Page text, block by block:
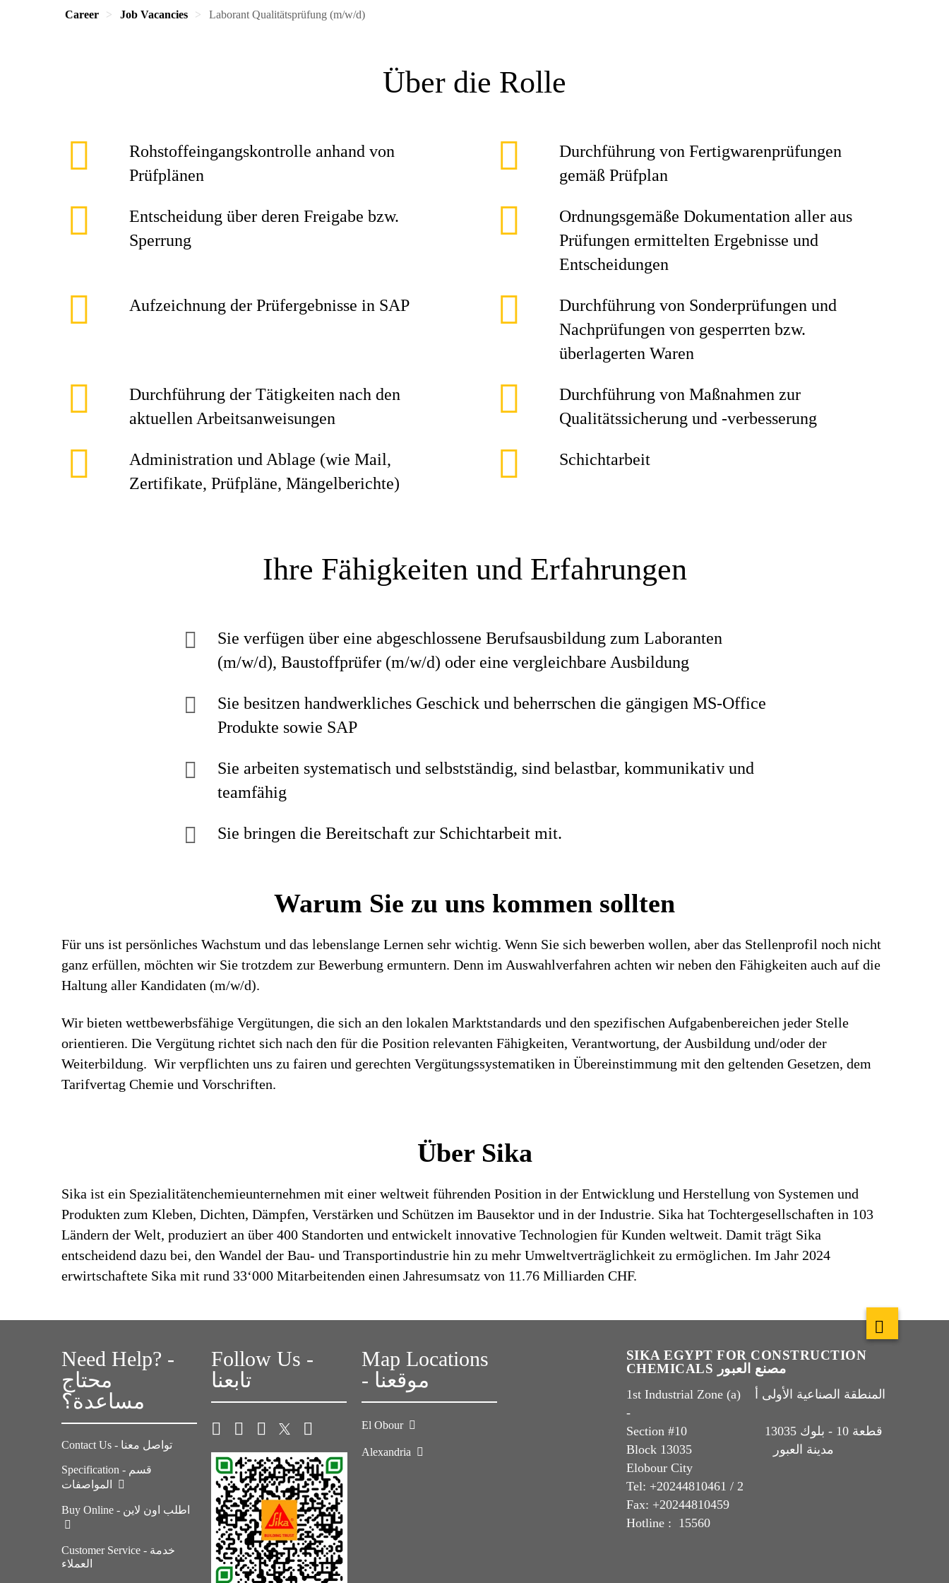
Career Job Vacancies Laborant Qualitätsprüfung (m/w/d)
Über die Rolle
Rohstoffeingangskontrolle anhand von
Prüfplänen
Durchführung von Fertigwarenprüfungen
gemäß Prüfplan
Entscheidung über deren Freigabe bzw.
Sperrung
Ordnungsgemäße Dokumentation aller aus
Prüfungen ermittelten Ergebnisse und
Entscheidungen
Aufzeichnung der Prüfergebnisse in SAP
Durchführung von Sonderprüfungen und
Nachprüfungen von gesperrten bzw.
überlagerten Waren
Durchführung der Tätigkeiten nach den
aktuellen Arbeitsanweisungen
Durchführung von Maßnahmen zur
Qualitätssicherung und -verbesserung
Administration und Ablage (wie Mail,
Zertifikate, Prüfpläne, Mängelberichte)
Schichtarbeit
Ihre Fähigkeiten und Erfahrungen
Sie verfügen über eine abgeschlossene Berufsausbildung zum Laboranten
(m/w/d), Baustoffprüfer (m/w/d) oder eine vergleichbare Ausbildung
Sie besitzen handwerkliches Geschick und beherrschen die gängigen MS-Office
Produkte sowie SAP
Sie arbeiten systematisch und selbstständig, sind belastbar, kommunikativ und
teamfähig
Sie bringen die Bereitschaft zur Schichtarbeit mit.
Warum Sie zu uns kommen sollten
Für uns ist persönliches Wachstum und das lebenslange Lernen sehr wichtig. Wenn Sie sich bewerben wollen, aber das Stellenprofil noch nicht
ganz erfüllen, möchten wir Sie trotzdem zur Bewerbung ermuntern. Denn im Auswahlverfahren achten wir neben den Fähigkeiten auch auf die
Haltung aller Kandidaten (m/w/d).
Wir bieten wettbewerbsfähige Vergütungen, die sich an den lokalen Marktstandards und den spezifischen Aufgabenbereichen jeder Stelle
orientieren. Die Vergütung richtet sich nach den für die Position relevanten Fähigkeiten, Verantwortung, der Ausbildung und/oder der
Weiterbildung. Wir verpflichten uns zu fairen und gerechten Vergütungssystematiken in Übereinstimmung mit den geltenden Gesetzen, dem
Tarifvertag Chemie und Vorschriften.
Über Sika
Sika ist ein Spezialitätenchemieunternehmen mit einer weltweit führenden Position in der Entwicklung und Herstellung von Systemen und
Produkten zum Kleben, Dichten, Dämpfen, Verstärken und Schützen im Bausektor und in der Industrie. Sika hat Tochtergesellschaften in 103
Ländern der Welt, produziert an über 400 Standorten und entwickelt innovative Technologien für Kunden weltweit. Damit trägt Sika
entscheidend dazu bei, den Wandel der Bau- und Transportindustrie hin zu mehr Umweltverträglichkeit zu ermöglichen. Im Jahr 2024
erwirtschaftete Sika mit rund 33‘000 Mitarbeitenden einen Jahresumsatz von 11.76 Milliarden CHF.
Need Help? -
محتاج
مساعدة؟
Contact Us - تواصل معنا
Specification - قسم
Buy Online - اطلب اون لاين
Customer Service - خدمة
العملاء
Follow Us -
تابعنا
Map Locations
- موقعنا
El Obour
Alexandria
SIKA EGYPT FOR CONSTRUCTION
CHEMICALS مصنع العبور
1st Industrial Zone (a) المنطقة الصناعية الأولى أ
-
Section #10 قطعة 10 - بلوك 13035
Block 13035 مدينة العبور
Elobour City
Tel: +20244810461 / 2
Fax: +20244810459
Hotline : 15560